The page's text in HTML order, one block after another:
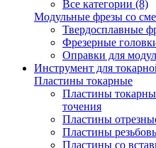
Все категории (8)
Модульные фрезы со
Твердосплавные
Фрезерные
Оправки для
Инструмент для
Пластины токарные
Пластины
точения
Пластины
Пластины
Пластины со